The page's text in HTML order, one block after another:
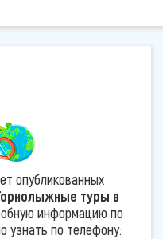
опубликованных
туры в
информацию по
узнать по телефону: